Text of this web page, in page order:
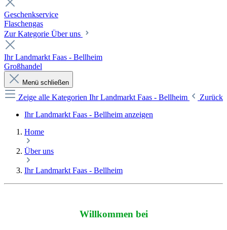
Geschenkservice
Flaschengas
Zur Kategorie Über uns
Ihr Landmarkt Faas - Bellheim
Großhandel
Menü schließen
Zeige alle Kategorien Ihr Landmarkt Faas - Bellheim
Zurück
Ihr Landmarkt Faas - Bellheim anzeigen
Home
Über uns
Ihr Landmarkt Faas - Bellheim
Willkommen bei